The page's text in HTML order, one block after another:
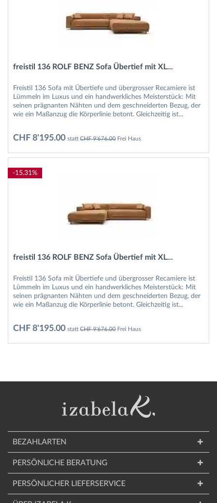
freistil 136 ROLF BENZ Sofa Übertief mit XL...
Freistil 136 Sofa mit Übertiefe und übergrosser Recamiere ist
Lümmeln im Luxus und ein handwerkliches Meisterstück: Mit
seinen prägnanten Nähten und dem geschneiderten Bezug, der
wie ein Maßanzug die Körperlinie betont. Gleichzeitig ist...
CHF 8'195.00 stattCHF 9'676.00Frei Haus
-15.31%
freistil 136 ROLF BENZ Sofa Übertief mit XL...
Freistil 136 Sofa mit Übertiefe und übergrosser Recamiere ist
Lümmeln im Luxus und ein handwerkliches Meisterstück: Mit
seinen prägnanten Nähten und dem geschneiderten Bezug, der
wie ein Maßanzug die Körperlinie betont. Gleichzeitig ist...
CHF 8'195.00 stattCHF 9'676.00Frei Haus
BEZAHLARTEN
PERSÖNLICHE BERATUNG
PERSÖNLICHER LIEFERSERVICE